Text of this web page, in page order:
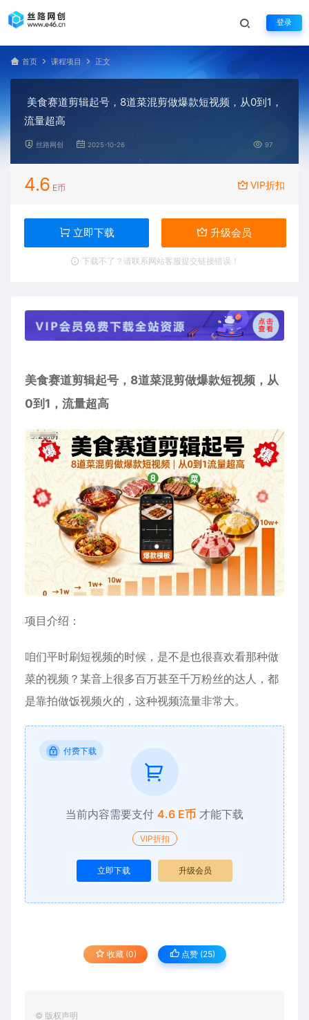
登录
首页 课程项目 正文
美食赛道剪辑起号，8道菜混剪做爆款短视频，从0到1，
流量超高
丝路网创 2025-10-26 97
4.6 E币 VIP折扣
立即下载 升级会员
下载不了？请联系网站客服提交链接错误！
美食赛道剪辑起号，8道菜混剪做爆款短视频，从
0到1，流量超高
项目介绍：
咱们平时刷短视频的时候，是不是也很喜欢看那种做
菜的视频？某音上很多百万甚至千万粉丝的达人，都
是靠拍做饭视频火的，这种视频流量非常大。
付费下载
当前内容需要支付 4.6 E币 才能下载
VIP折扣
立即下载 升级会员
收藏 (0) 点赞 (25)
© 版权声明